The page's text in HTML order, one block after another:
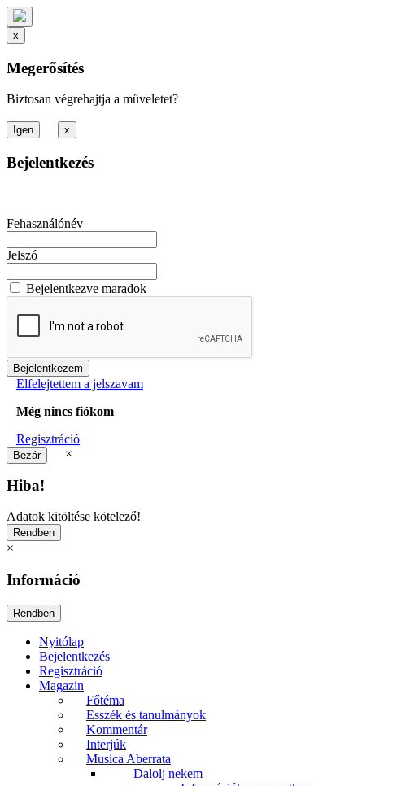
x
Megerősítés
Biztosan végrehajtja a műveletet?
x
Bejelentkezés
Fehasználónév
Jelszó
Bejelentkezve maradok
Elfelejtettem a jelszavam
Még nincs fiókom
Regisztráció
×
Hiba!
Adatok kitöltése kötelező!
×
Információ
Nyitólap
Bejelentkezés
Regisztráció
Magazin
Főtéma
Esszék és tanulmányok
Kommentár
Interjúk
Musica Aberrata
Dalolj nekem